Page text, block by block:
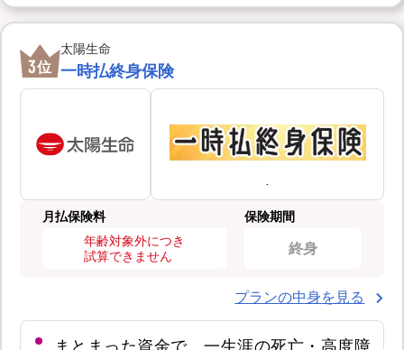
3位
太陽生命
一時払終身保険
月払保険料
年齢対象外につき
試算できません
保険期間
終身
プランの中身を見る
まとまった資金で、一生涯の死亡・高度障